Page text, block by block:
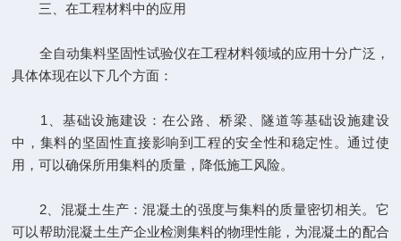
三、在工程材料中的应用
全自动集料坚固性试验仪在工程材料领域的应用十分广泛，
具体体现在以下几个方面：
1、基础设施建设：在公路、桥梁、隧道等基础设施建设
中，集料的坚固性直接影响到工程的安全性和稳定性。通过使
用，可以确保所用集料的质量，降低施工风险。
2、混凝土生产：混凝土的强度与集料的质量密切相关。它
可以帮助混凝土生产企业检测集料的物理性能，为混凝土的配合